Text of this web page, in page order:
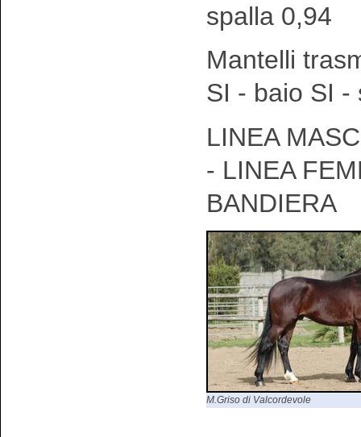
spalla 0,94
Mantelli
SI - baio SI -
LINEA
- LINEA
BANDIERA
M.Griso di Valcordevole